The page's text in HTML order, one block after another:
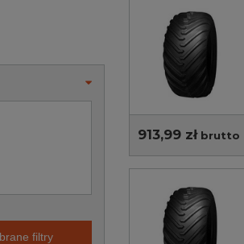
filtry
913,99 złbrutto